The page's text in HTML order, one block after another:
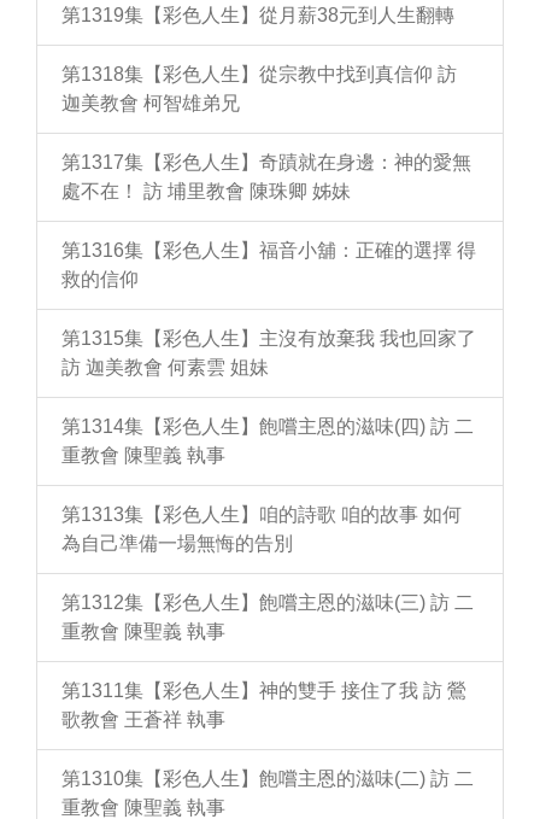
第1319集【彩色人生】從月薪38元到人生翻轉
第1318集【彩色人生】從宗教中找到真信仰 訪
迦美教會 柯智雄弟兄
第1317集【彩色人生】奇蹟就在身邊：神的愛無
處不在！ 訪 埔里教會 陳珠卿 姊妹
第1316集【彩色人生】福音小舖：正確的選擇 得
救的信仰
第1315集【彩色人生】主沒有放棄我 我也回家了
訪 迦美教會 何素雲 姐妹
第1314集【彩色人生】飽嚐主恩的滋味(四) 訪 二
重教會 陳聖義 執事
第1313集【彩色人生】咱的詩歌 咱的故事 如何
為自己準備一場無悔的告別
第1312集【彩色人生】飽嚐主恩的滋味(三) 訪 二
重教會 陳聖義 執事
第1311集【彩色人生】神的雙手 接住了我 訪 鶯
歌教會 王蒼祥 執事
第1310集【彩色人生】飽嚐主恩的滋味(二) 訪 二
重教會 陳聖義 執事